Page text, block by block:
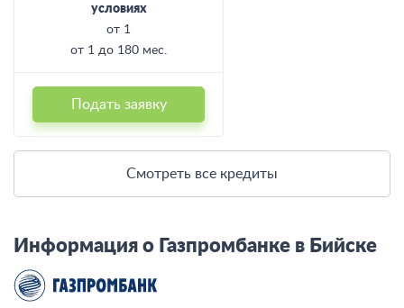
условиях
от 1
от 1 до 180 мес.
Подать заявку
Смотреть все кредиты
Информация о Газпромбанке в Бийске